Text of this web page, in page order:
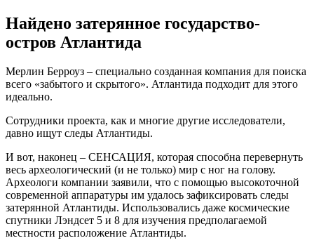
Найдено затерянное государство-
остров Атлантида
Мерлин Берроуз – специально созданная компания для поиска
всего «забытого и скрытого». Атлантида подходит для этого
идеально.
Сотрудники проекта, как и многие другие исследователи,
давно ищут следы Атлантиды.
И вот, наконец – СЕНСАЦИЯ, которая способна перевернуть
весь археологический (и не только) мир с ног на голову.
Археологи компании заявили, что с помощью высокоточной
современной аппаратуры им удалось зафиксировать следы
затерянной Атлантиды. Использовались даже космические
спутники Лэндсет 5 и 8 для изучения предполагаемой
местности расположение Атлантиды.